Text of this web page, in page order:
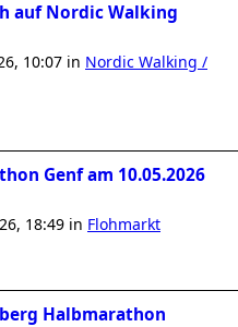
auf Nordic Walking
10:07 in Nordic Walking /
Genf am 10.05.2026
18:49 in Flohmarkt
Halbmarathon